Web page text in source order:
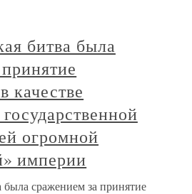
битва была
качестве
огромной
империи
была сражением за принятие